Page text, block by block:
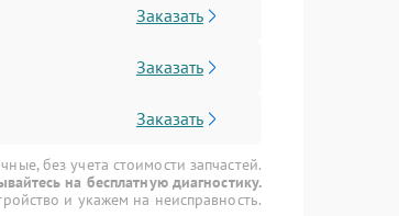
Заказать
Заказать
Заказать
без учета стоимости запчастей.
на бесплатную диагностику.
и укажем на неисправность.